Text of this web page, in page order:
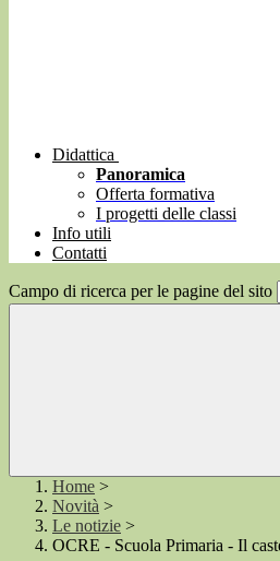
Didattica
Panoramica
Offerta formativa
I progetti delle classi
Info utili
Contatti
Campo di ricerca per le pagine del sito
Home >
Novità >
Le notizie >
OCRE - Scuola Primaria - Il